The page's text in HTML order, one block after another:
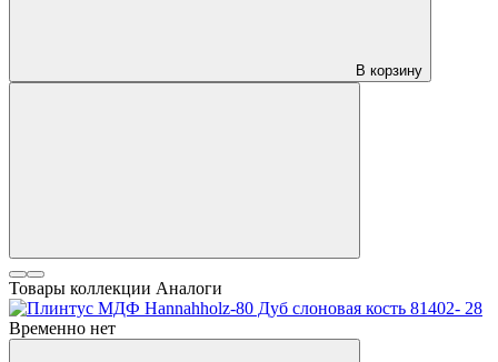
В корзину
Товары коллекции Аналоги
Временно нет